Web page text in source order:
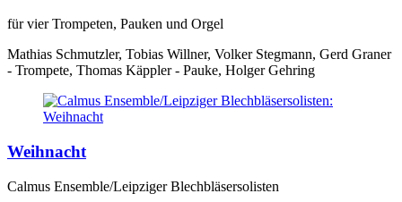
für vier Trompeten, Pauken und Orgel
Mathias Schmutzler, Tobias Willner, Volker Stegmann, Gerd Graner
- Trompete, Thomas Käppler - Pauke, Holger Gehring
Weihnacht
Calmus Ensemble/Leipziger Blechbläsersolisten